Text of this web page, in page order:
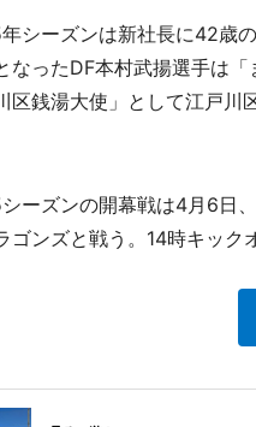
シーズンは新社長に42歳
なったDF本村武揚選手は
区銭湯大使」として江戸
ーズンの開幕戦は4月6日
ゴンズと戦う。14時キック